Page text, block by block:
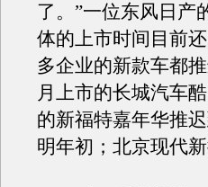
了。”一位东风日产
体的上市时间目前
多企业的新款车都
月上市的长城汽车
的新福特嘉年华推
明年初；北京现代